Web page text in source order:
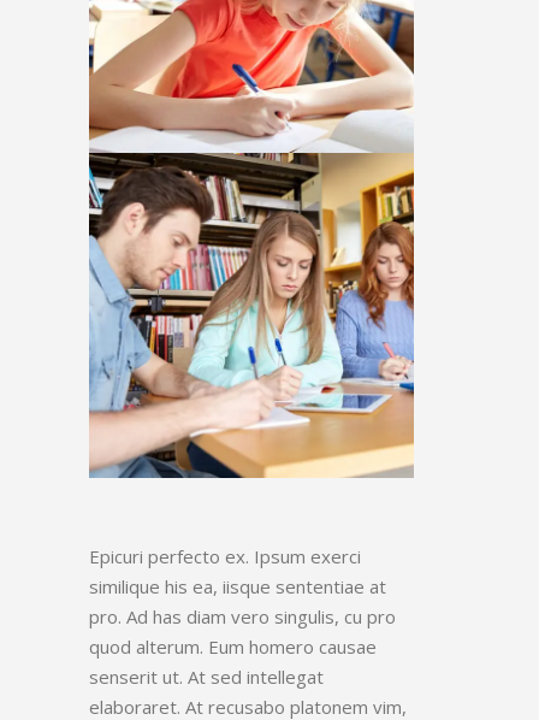
Epicuri perfecto ex. Ipsum exerci
similique his ea, iisque sententiae at
pro. Ad has diam vero singulis, cu pro
quod alterum. Eum homero causae
senserit ut. At sed intellegat
elaboraret. At recusabo platonem vim,